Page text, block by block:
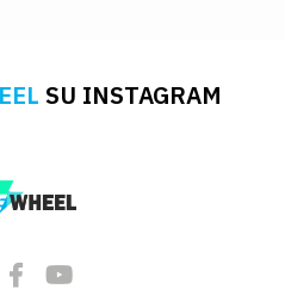
SU INSTAGRAM